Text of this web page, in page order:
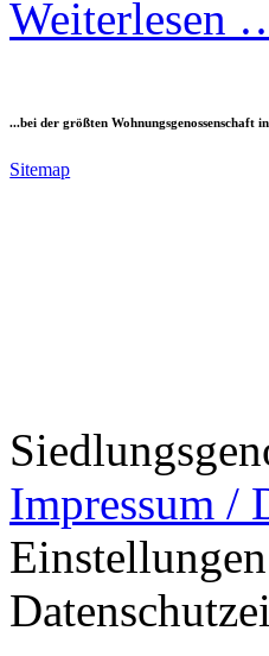
Weiterlesen
...bei der größten Wohnungsgenossenschaft
Sitemap
Impressum /